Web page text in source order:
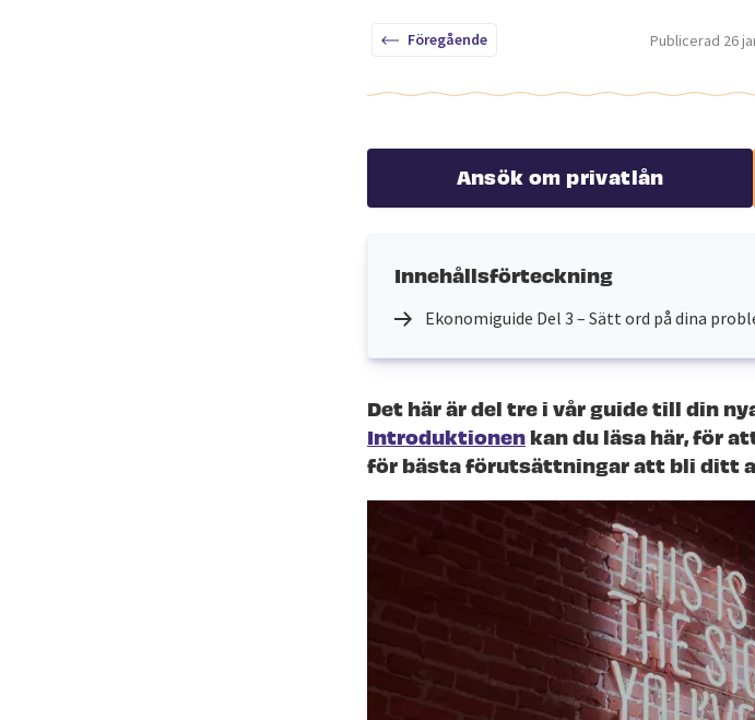
Publicerad 26
Föregående
Ansök om privatlån
Innehållsförteckning
Ekonomiguide Del 3 – Sätt ord på dina
Det här är del tre i vår guide till din
Introduktionen kan du läsa här, för
för bästa förutsättningar att bli ditt